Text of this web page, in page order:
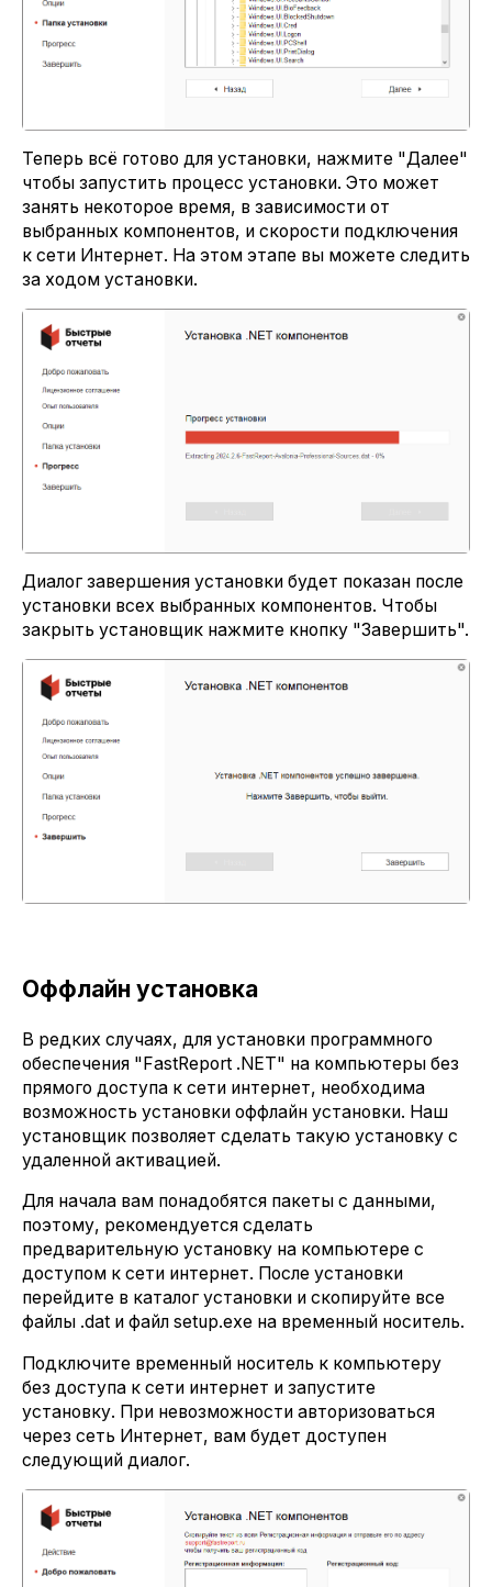
Теперь всё готово для установки, нажмите "Далее"
чтобы запустить процесс установки. Это может
занять некоторое время, в зависимости от
выбранных компонентов, и скорости подключения
к сети Интернет. На этом этапе вы можете следить
за ходом установки.
Диалог завершения установки будет показан после
установки всех выбранных компонентов. Чтобы
закрыть установщик нажмите кнопку "Завершить".
Оффлайн установка
В редких случаях, для установки программного
обеспечения "FastReport .NET" на компьютеры без
прямого доступа к сети интернет, необходима
возможность установки оффлайн установки. Наш
установщик позволяет сделать такую установку с
удаленной активацией.
Для начала вам понадобятся пакеты с данными,
поэтому, рекомендуется сделать
предварительную установку на компьютере с
доступом к сети интернет. После установки
перейдите в каталог установки и скопируйте все
файлы .dat и файл setup.exe на временный носитель.
Подключите временный носитель к компьютеру
без доступа к сети интернет и запустите
установку. При невозможности авторизоваться
через сеть Интернет, вам будет доступен
следующий диалог.